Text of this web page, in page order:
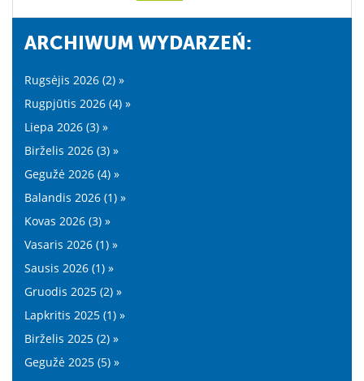
ARCHIWUM WYDARZEŃ:
Rugsėjis 2026 (2) »
Rugpjūtis 2026 (4) »
Liepa 2026 (3) »
Birželis 2026 (3) »
Gegužė 2026 (4) »
Balandis 2026 (1) »
Kovas 2026 (3) »
Vasaris 2026 (1) »
Sausis 2026 (1) »
Gruodis 2025 (2) »
Lapkritis 2025 (1) »
Birželis 2025 (2) »
Gegužė 2025 (5) »